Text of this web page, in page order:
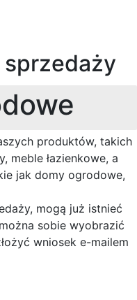
produktów, takich
meble łazienkowe, a
jak domy ogrodowe,
mogą już istnieć
sobie wyobrazić
wniosek e-mailem